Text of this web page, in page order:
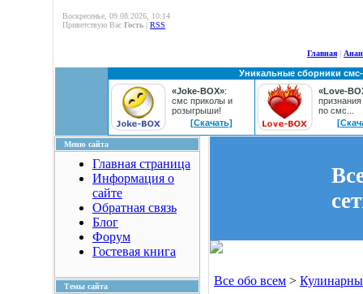
Воскресенье, 09.08.2026, 10:14
Приветствую Вас Гость | RSS
Главная |
Уникальные сборники
«Joke-BOX»:
смс приколы и
розыгрыши!
[Скачать]
«Love-
по смс...
Меню сайта
Главная страница
Информация о
сайте
Обратная связь
Блог
Форум
Гостевая книга
Темы сайта Все обо всем >